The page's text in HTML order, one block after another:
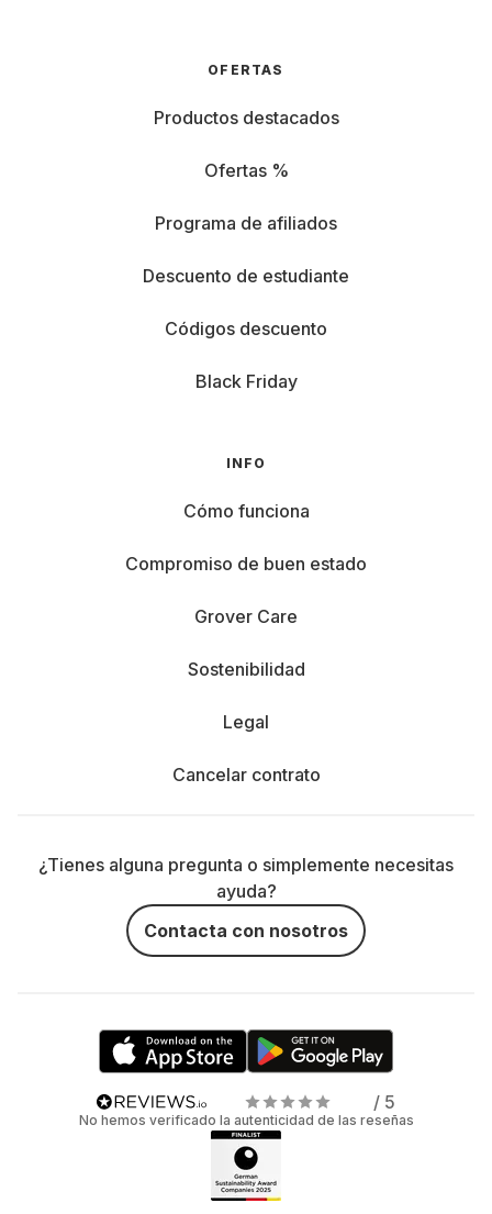
OFERTAS
Productos destacados
Ofertas %
Programa de afiliados
Descuento de estudiante
Códigos descuento
Black Friday
INFO
Cómo funciona
Compromiso de buen estado
Grover Care
Sostenibilidad
Legal
Cancelar contrato
¿Tienes alguna pregunta o simplemente necesitas
ayuda?
Contacta con nosotros
/ 5
No hemos verificado la autenticidad de las reseñas